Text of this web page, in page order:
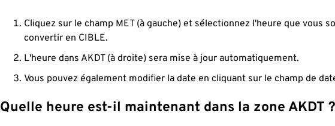
Cliquez sur le champ MET (à gauche) et sélectionnez l'heure que vous
convertir en CIBLE.
L'heure dans AKDT (à droite) sera mise à jour automatiquement.
Vous pouvez également modifier la date en cliquant sur le champ de
Quelle heure est-il maintenant dans la zone AKDT ?